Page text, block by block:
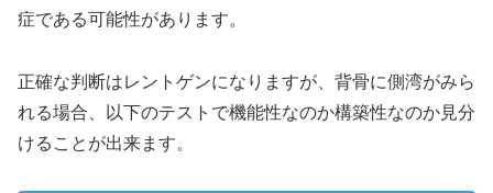
症である可能性があります。
正確な判断はレントゲンになりますが、背骨に側湾がみら
れる場合、以下のテストで機能性なのか構築性なのか見分
けることが出来ます。